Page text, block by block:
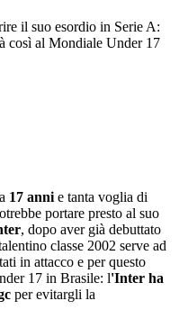
il suo esordio in Serie A:
così al Mondiale Under 17
17 anni e tanta voglia di
portare presto al suo
, dopo aver già debuttato
classe 2002 serve ad
in attacco e per questo
17 in Brasile: l'Inter ha
per evitargli la